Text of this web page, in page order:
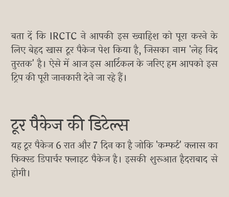
बता दें कि IRCTC ने आपकी इस ख्वाहिश को पूरा करने के
लिए बेहद खास टूर पैकेज पेश किया है, जिसका नाम 'लेह विद
तुरतक' है। ऐसे में आज इस आर्टिकल के जरिए हम आपको इस
ट्रिप की पूरी जानकारी देने जा रहे हैं।
टूर पैकेज की डिटेल्स
यह टूर पैकेज 6 रात और 7 दिन का है जोकि 'कम्फर्ट' क्लास का
फिक्स्ड डिपार्चर फ्लाइट पैकेज है। इसकी शुरूआत हैदराबाद से
होगी।